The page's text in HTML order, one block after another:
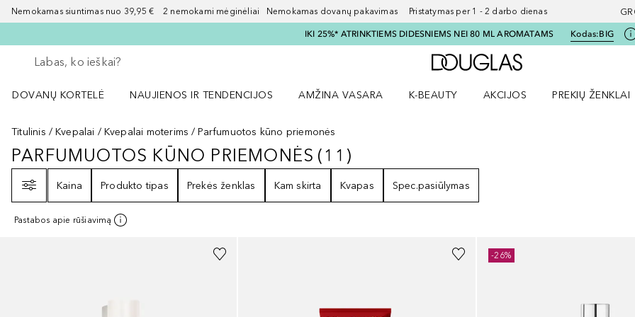
Nemokamas siuntimas nuo 39,95 € 2 nemokami mėginėliai Nemokamas dovanų pakavimas Pristatymas per 1 - 2 darbo dienas
IKI 25%* ATRINKTIEMS DIDESNIEMS NEI 80 ML AROMATAMS Kodas:BIG
Grįžk atgal
Vykdykite paiešką
Į Douglas pagrindinį
DOVANŲ KORTELĖ
NAUJIENOS IR TENDENCIJOS
AMŽINA VASARA
K-BEAUTY
AKCIJOS
PREKIŲ ŽENKLAI
Atidaryti PREKIŲ
Titulinis
Kvepalai Kvepalai moterims Parfumuotos kūno priemonės
PARFUMUOTOS KŪNO PRIEMONĖS11REZULTATAI
PARFUMUOTOS KŪNO PRIEMONĖS (11 )
Kaina
Produkto tipas Prekės ženklas Kam skirta Kvapas Spec.pasiūlymas
Pastabos apie rūšiavimą
-26%